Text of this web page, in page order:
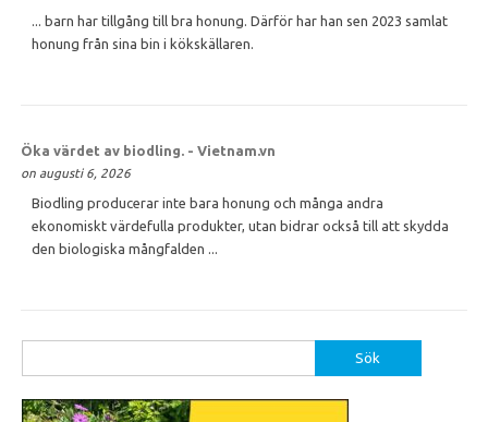
... barn har tillgång till bra honung. Därför har han sen 2023 samlat
honung från sina bin i kökskällaren.
Öka värdet av biodling. - Vietnam.vn
on augusti 6, 2026
Biodling producerar inte bara honung och många andra
ekonomiskt värdefulla produkter, utan bidrar också till att skydda
den biologiska mångfalden ...
efter: